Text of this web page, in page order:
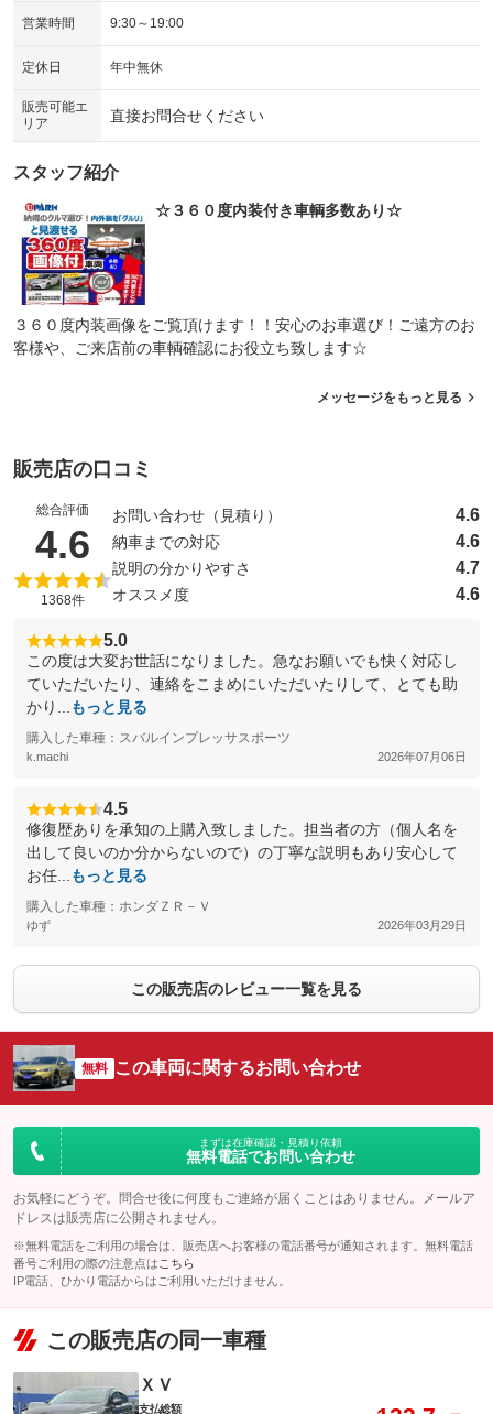
営業時間 9:30～19:00
定休日 年中無休
販売可能エ
リア
直接お問合せください
スタッフ紹介
☆３６０度内装付き車輌多数あり☆
３６０度内装画像をご覧頂けます！！安心のお車選び！ご遠方のお
客様や、ご来店前の車輌確認にお役立ち致します☆
メッセージをもっと見る
販売店の口コミ
総合評価
4.6 （5点満点中）
1368件
お問い合わせ（見積り） 4.6
納車までの対応 4.6
説明の分かりやすさ 4.7
オススメ度 4.6
5.0
この度は大変お世話になりました。急なお願いでも快く対応し
ていただいたり、連絡をこまめにいただいたりして、とても助
かり...
もっと見る
購入した車種：スバルインプレッサスポーツ
k.machi 2026年07月06日
4.5
修復歴ありを承知の上購入致しました。担当者の方（個人名を
出して良いのか分からないので）の丁寧な説明もあり安心して
お任...
もっと見る
購入した車種：ホンダＺＲ－Ｖ
ゆず 2026年03月29日
この販売店のレビュー一覧を見る
無料 この車両に関するお問い合わせ
まずは在庫確認・見積り依頼
無料電話でお問い合わせ
お気軽にどうぞ。問合せ後に何度もご連絡が届くことはありません。メールア
ドレスは販売店に公開されません。
※無料電話をご利用の場合は、販売店へお客様の電話番号が通知されます。無料電話
番号ご利用の際の注意点は こちら
IP電話、ひかり電話からはご利用いただけません。
この販売店の同一車種
ＸＶ
支払総額